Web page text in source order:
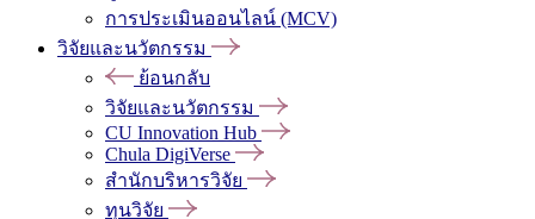
การประเมินออนไลน์ (MCV)
วิจัยและนวัตกรรม
ย้อนกลับ
วิจัยและนวัตกรรม
CU Innovation Hub
Chula DigiVerse
สำนักบริหารวิจัย
ทุนวิจัย